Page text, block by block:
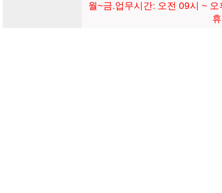
월~금.업무시간: 오전 09시 ~